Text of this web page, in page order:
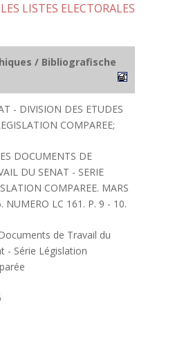
LISTES ELECTORALES
/ Bibliografische
- DIVISION DES ETUDES
COMPAREE;
DOCUMENTS DE
DU SENAT - SERIE
COMPAREE. MARS
NUMERO LC 161. P. 9 - 10.
de Travail du
- Série Législation